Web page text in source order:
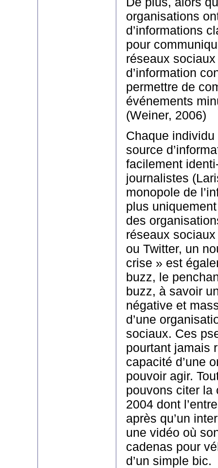
organisations
d’informations
pour
réseaux
d’information
permettre de
événements
(Weiner, 2006)
Chaque
source
facilement
journalistes
monopole de
plus
des
réseaux
ou Twitter, un
crise » est
buzz, le
buzz, à savoir
négative et
d’une
sociaux. Ces
pourtant jamais
capacité d’une
pouvoir agir.
pouvons citer la
2004 dont
après qu’un
une vidéo où
cadenas pour
d’un simple bic.